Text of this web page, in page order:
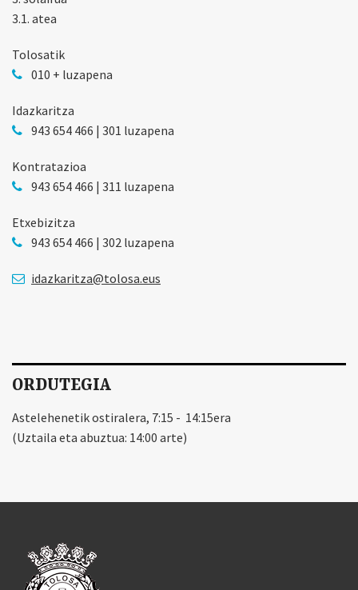
3.1. atea
Tolosatik
010 + luzapena
Idazkaritza
943 654 466 | 301 luzapena
Kontratazioa
943 654 466 | 311 luzapena
Etxebizitza
943 654 466 | 302 luzapena
idazkaritza@tolosa.eus
ORDUTEGIA
Astelehenetik ostiralera, 7:15 - 14:15era
(Uztaila eta abuztua: 14:00 arte)